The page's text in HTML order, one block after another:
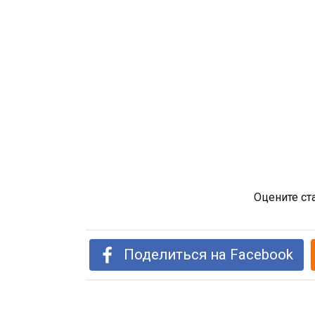
Оцените
Поделиться на Facebook